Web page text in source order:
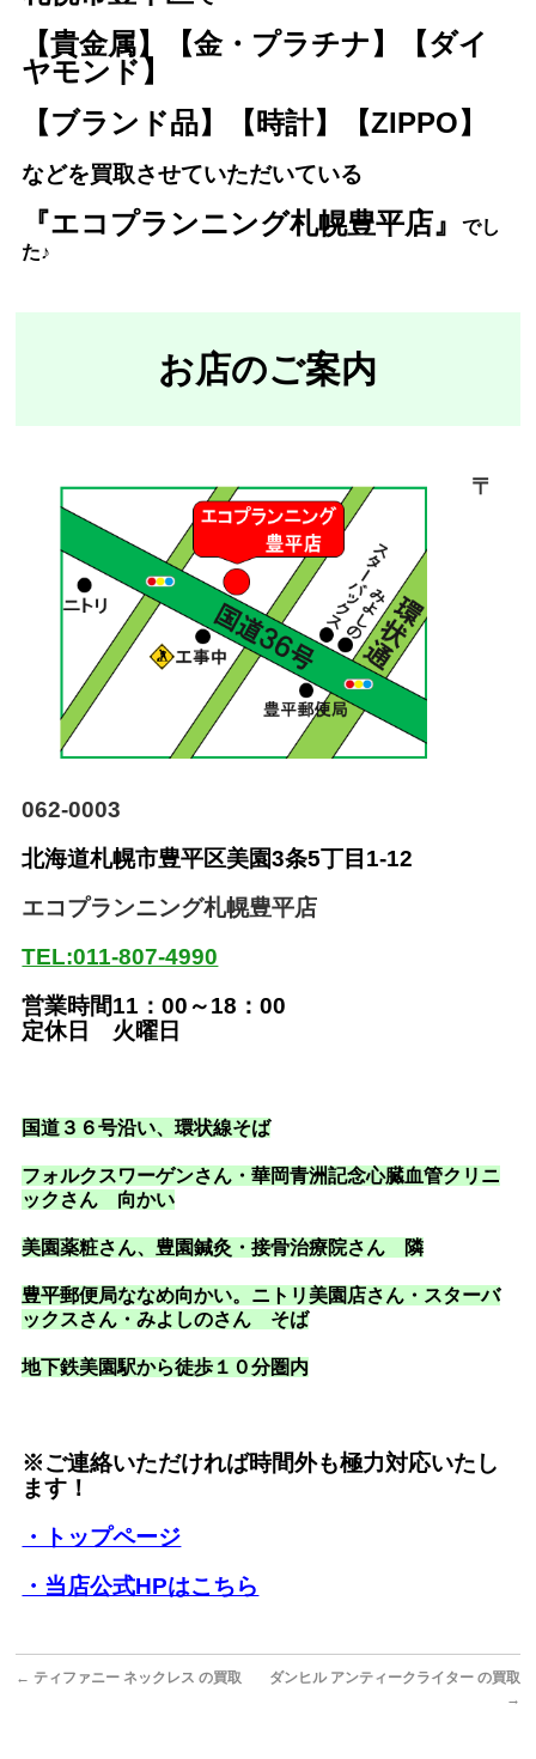
【貴金属】【金・プラチナ】【ダイ
ヤモンド】
【ブランド品】【時計】【ZIPPO】
などを買取させていただいている
『エコプランニング札幌豊平店』でし
た♪
お店のご案内
〒
062-0003
北海道札幌市豊平区美園3条5丁目1-12
エコプランニング札幌豊平店
TEL:011-807-4990
営業時間11：00～18：00
定休日 火曜日
国道３６号沿い、環状線そば
フォルクスワーゲンさん・華岡青洲記念心臓血管クリニ
ックさん 向かい
美園薬粧さん、豊園鍼灸・接骨治療院さん 隣
豊平郵便局ななめ向かい。ニトリ美園店さん・スターバ
ックスさん・みよしのさん そば
地下鉄美園駅から徒歩１０分圏内
※ご連絡いただければ時間外も極力対応いたし
ます！
・トップページ
・当店公式HPはこちら
← ティファニー ネックレス の買取
ダンヒル アンティークライター の買取
→